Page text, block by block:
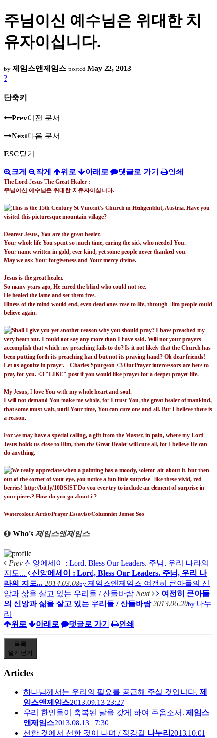
주님이신 예수님은 위대한 치
유자이십니다.
by 제임스앤제임스 posted May 22, 2013
?
단축키
Prev이전 문서
Next다음 문서
ESC닫기
크게 작게 위로 아래로 댓글로 가기 인쇄
The Lord Jesus The Great Healer :
주님이신 예수님은 위대한 치유자이십니다.
Dearest Jesus, You are the great healer.
Your whole life You spent so much time, curing the sick who needed You.
Your name written in gold, ever kind, yet some people never thanked you.
May we ask Your forgiveness and Your mercy divine.
Jesus is the great healer.
So many years ago, He cured the blind who could not see.
He healed the lame and set them free.
Illness of the mind would end, even dead ones rose to life, through Him people could
believe again.
My Jesus, I love You with my whole heart and soul.
I will not demand You make me whole, for I trust You, the great healer of mankind,
that some must wait, until Your time, You can cure one and all. But I believe there is
a reason.
For we may have a special calling, a gift from the Master, in pain, where my Lord
Jesus holds us close to Him, then the Great Healer will cure all, for I believe He can
do anything.
Watercolour Artist/Prayer Essayist/Columnist James Seo
Who's 제임스앤제임스
Prev 신앙에세이 : Lord, Bless Our Leaders. 주님, 우리 나라의
지도...
신앙에세이 : Lord, Bless Our Leaders. 주님, 우리 나
라의 지도... 2014.03.08by 제임스앤제임스 여전히 큰아들의 신
앙과 삶을 살고 있는 우리들 / 산들바람 Next
여전히 큰아들
의 신앙과 삶을 살고 있는 우리들 / 산들바람 2013.06.20by 나누
리
위로
아래로 댓글로 가기 인쇄
목록
열기 닫기
Articles
하나님께서는 우리의 필요를 공급해 주실 것입니다. 제
임스앤제임스2013.09.13 23:27
우리 한인들이 축복된 날을 갖게 하여 주옵소서. 제임스
앤제임스2013.08.13 17:30
선한 것에서 선한 것이 나며 / 정강길 나누리 2013.10.01